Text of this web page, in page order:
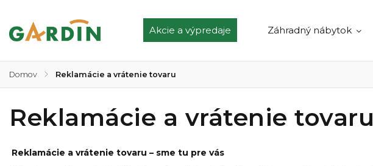
Akcie a výpredaje Záhradný nábytok
Domov / Reklamácie a vrátenie tovaru
Reklamácie a vrátenie tovaru
Reklamácie a vrátenie tovaru – sme tu pre vás